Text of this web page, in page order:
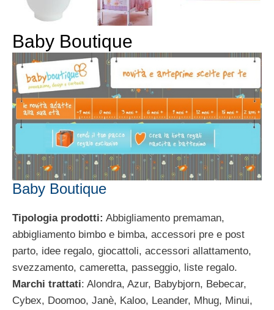
Baby Boutique
Baby Boutique
Tipologia prodotti: Abbigliamento premaman,
abbigliamento bimbo e bimba, accessori pre e post
parto, idee regalo, giocattoli, accessori allattamento,
svezzamento, cameretta, passeggio, liste regalo.
Marchi trattati: Alondra, Azur, Babybjorn, Bebecar,
Cybex, Doomoo, Janè, Kaloo, Leander, Mhug, Minui,